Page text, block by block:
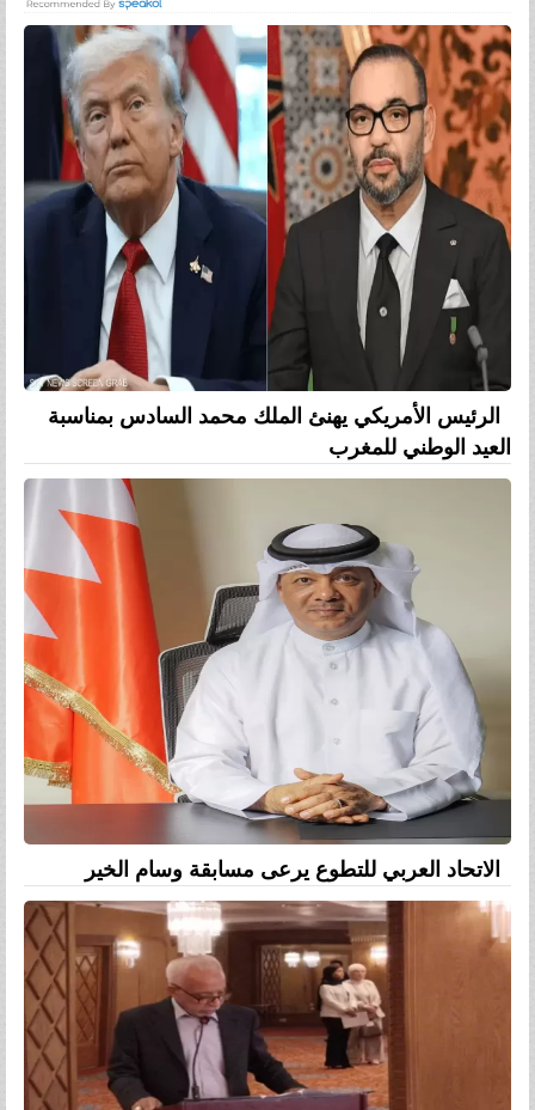
الرئيس الأمريكي يهنئ الملك محمد السادس بمناسبة
العيد الوطني للمغرب
الاتحاد العربي للتطوع يرعى مسابقة وسام الخير